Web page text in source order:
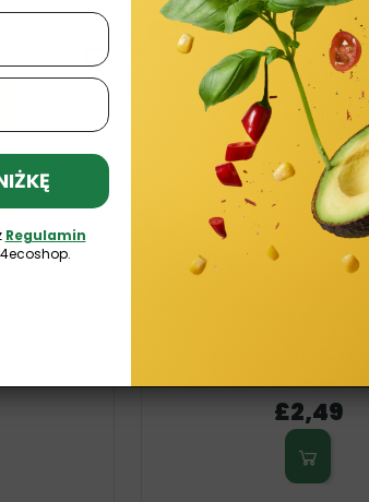
GF
O
£2,49
Bestseller
Regulamin
4ecoshop.